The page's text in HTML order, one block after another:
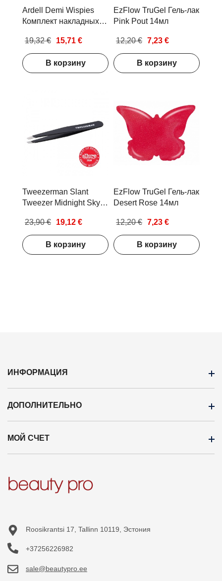
Ardell Demi Wispies
Комплект накладных
19,32 €
15,71 €
В корзину
EzFlow TruGel Гель-лак
Pink Pout 14мл
12,20 € 7,23 €
В корзину
Tweezerman Slant
Tweezer Midnight Sky
23,90 €
19,12 €
В корзину
EzFlow TruGel Гель-лак
Desert Rose 14мл
12,20 € 7,23 €
В корзину
ИНФОРМАЦИЯ
ОПЛАТА
Оптовая продажа
ДОПОЛНИТЕЛЬНО
Бренды
Новые продукты
Карта сайта
МОЙ СЧЕТ
История заказов
Список желаний
Roosikrantsi 17, Tallinn 10119, Эстония
+37256226982
sale@beautypro.ee